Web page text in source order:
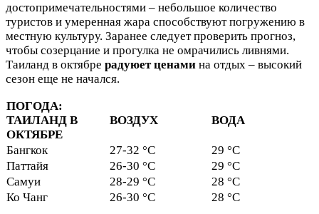
достопримечательностями – небольшое количество
туристов и умеренная жара способствуют погружению в
местную культуру. Заранее следует проверить прогноз,
чтобы созерцание и прогулка не омрачились ливнями.
Таиланд в октябре радуюет ценами на отдых – высокий
сезон еще не начался.
ПОГОДА:
ТАИЛАНД В
ОКТЯБРЕ
ВОЗДУХ ВОДА
Бангкок 27-32 °C
29 °C
Паттайя
26-30 °C
29 °C
Самуи
28-29 °C
28 °C
Ко Чанг
26-30 °C 28 °C